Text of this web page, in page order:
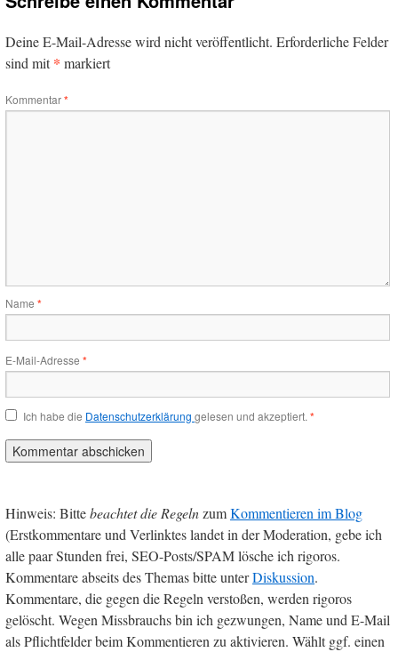
Deine E-Mail-Adresse wird nicht veröffentlicht. Erforderliche Felder
sind mit* markiert
Kommentar*
Name *
E-Mail-Adresse *
Ich habe die Datenschutzerklärung gelesen und akzeptiert. *
Hinweis: Bittebeachtet die RegelnzumKommentieren im Blog
(Erstkommentare und Verlinktes landet in der Moderation, gebe ich
alle paar Stunden frei, SEO-Posts/SPAM lösche ich rigoros.
Kommentare abseits des Themas bitte unterDiskussion.
Kommentare, die gegen die Regeln verstoßen, werden rigoros
gelöscht. Wegen Missbrauchs bin ich gezwungen, Name und E-Mail
als Pflichtfelder beim Kommentieren zu aktivieren. Wählt ggf. einen